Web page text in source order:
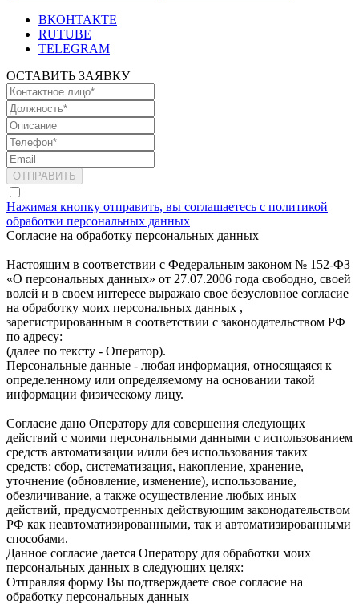
ВКОНТАКТЕ
RUTUBE
TELEGRAM
ОСТАВИТЬ ЗАЯВКУ
Нажимая кнопку отправить, вы соглашаетесь с политикой
обработки персональных данных
Согласие на обработку персональных данных
Настоящим в соответствии с Федеральным законом № 152-ФЗ
«О персональных данных» от 27.07.2006 года свободно, своей
волей и в своем интересе выражаю свое безусловное согласие
на обработку моих персональных данных ,
зарегистрированным в соответствии с законодательством РФ
по адресу:
(далее по тексту - Оператор).
Персональные данные - любая информация, относящаяся к
определенному или определяемому на основании такой
информации физическому лицу.
Согласие дано Оператору для совершения следующих
действий с моими персональными данными с использованием
средств автоматизации и/или без использования таких
средств: сбор, систематизация, накопление, хранение,
уточнение (обновление, изменение), использование,
обезличивание, а также осуществление любых иных
действий, предусмотренных действующим законодательством
РФ как неавтоматизированными, так и автоматизированными
способами.
Данное согласие дается Оператору для обработки моих
персональных данных в следующих целях:
Отправляя форму Вы подтверждаете свое согласие на
обработку персональных данных